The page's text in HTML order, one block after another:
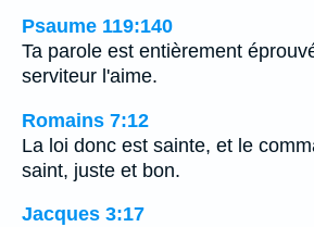
Psaume 119:140
Ta parole est entièrement
serviteur l'aime.
Romains 7:12
La loi donc est sainte, et le
saint, juste et bon.
Jacques 3:17